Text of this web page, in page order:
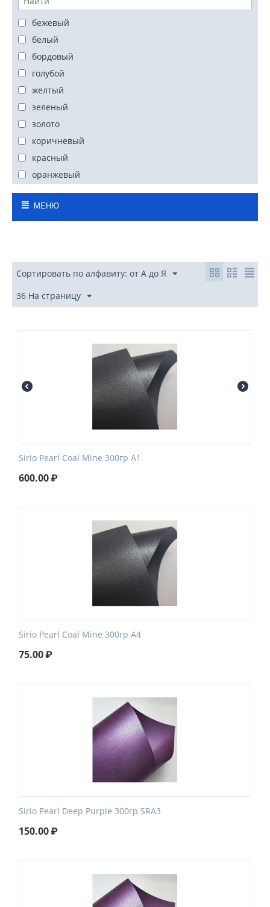
бежевый
белый
бордовый
голубой
желтый
зеленый
золото
коричневый
красный
оранжевый
перламутр
розовый
серебро
слоновая кость
фиолетовый, сиреневый
черный
МЕНЮ
Сортировать по алфавиту: от А до Я
36 На страницу
Sirio Pearl Coal Mine 300гр А1
600.00₽
Sirio Pearl Coal Mine 300гр А4
75.00₽
Sirio Pearl Deep Purple 300гр SRA3
150.00₽